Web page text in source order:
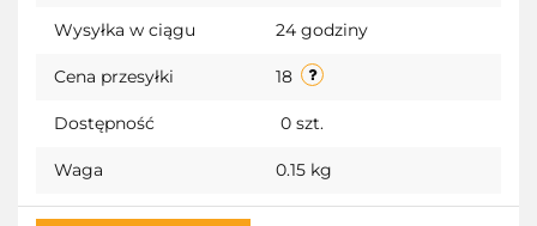
Wysyłka w ciągu 24 godziny
Cena przesyłki 18
Dostępność 0 szt.
Waga 0.15 kg